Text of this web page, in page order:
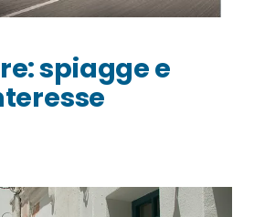
spiagge e